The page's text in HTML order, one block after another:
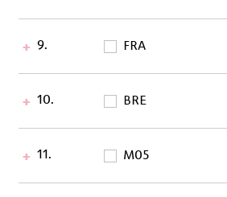
9. FRA
10. BRE
11. M05